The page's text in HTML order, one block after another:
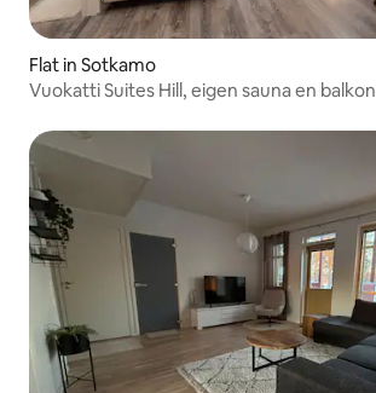
Flat in Sotkamo
Vuokatti Suites Hill, eigen sauna en balkon